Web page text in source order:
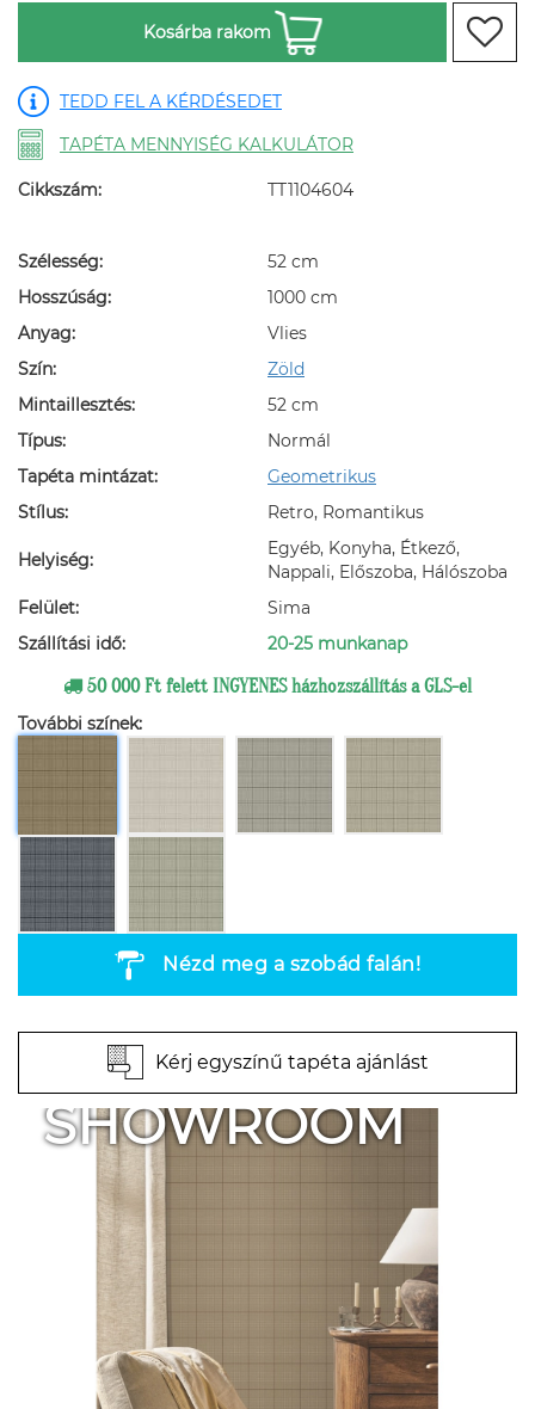
Kosárba rakom
TEDD FEL A KÉRDÉSEDET
TAPÉTA MENNYISÉG KALKULÁTOR
Cikkszám: TT1104604
Szélesség:
52 cm
Hosszúság:
1000 cm
Anyag:
Vlies
Szín:
Zöld
Mintaillesztés:
52 cm
Típus:
Normál
Tapéta mintázat:
Geometrikus
Stílus:
Retro, Romantikus
Helyiség:
Egyéb, Konyha, Étkező,
Nappali, Előszoba, Hálószoba
Felület:
Sima
Szállítási idő:
20-25 munkanap
50 000 Ft felett INGYENES házhozszállítás a GLS-el
További színek:
Nézd meg a szobád falán!
Kérj egyszínű tapéta ajánlást
SHOWROOM